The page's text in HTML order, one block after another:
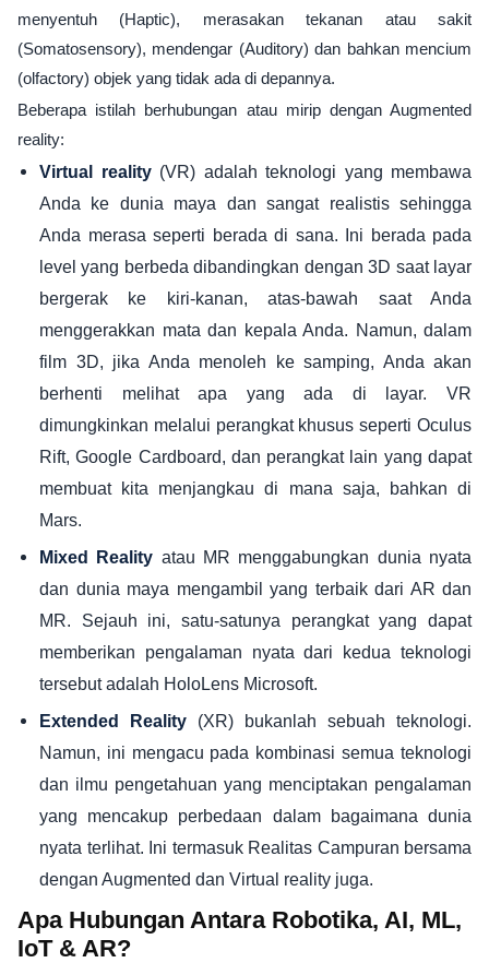
menyentuh (Haptic), merasakan tekanan atau sakit
(Somatosensory), mendengar (Auditory) dan bahkan mencium
(olfactory) objek yang tidak ada di depannya.
Beberapa istilah berhubungan atau mirip dengan Augmented
reality:
Virtual reality(VR) adalah teknologi yang membawa
Anda ke dunia maya dan sangat realistis sehingga
Anda merasa seperti berada di sana. Ini berada pada
level yang berbeda dibandingkan dengan 3D saat layar
bergerak ke kiri-kanan, atas-bawah saat Anda
menggerakkan mata dan kepala Anda. Namun, dalam
film 3D, jika Anda menoleh ke samping, Anda akan
berhenti melihat apa yang ada di layar. VR
dimungkinkan melalui perangkat khusus seperti Oculus
Rift, Google Cardboard, dan perangkat lain yang dapat
membuat kita menjangkau di mana saja, bahkan di
Mars.
Mixed Reality atau MR menggabungkan dunia nyata
dan dunia maya mengambil yang terbaik dari AR dan
MR. Sejauh ini, satu-satunya perangkat yang dapat
memberikan pengalaman nyata dari kedua teknologi
tersebut adalah HoloLens Microsoft.
Extended Reality (XR) bukanlah sebuah teknologi.
Namun, ini mengacu pada kombinasi semua teknologi
dan ilmu pengetahuan yang menciptakan pengalaman
yang mencakup perbedaan dalam bagaimana dunia
nyata terlihat. Ini termasuk Realitas Campuran bersama
dengan Augmented dan Virtual reality juga.
Apa Hubungan Antara Robotika, AI, ML,
IoT & AR?